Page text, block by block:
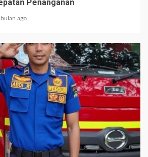
Penanganan
ago